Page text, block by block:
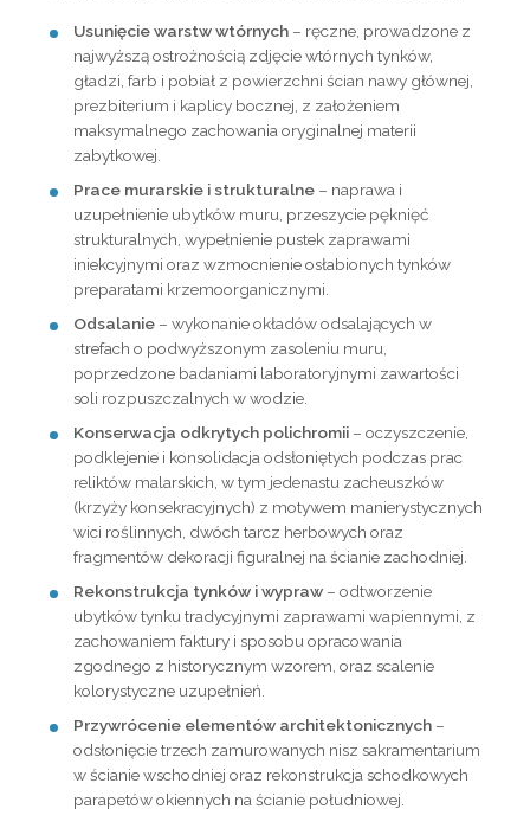
Usunięcie warstw wtórnych – ręczne, prowadzone z
najwyższą ostrożnością zdjęcie wtórnych tynków,
gładzi, farb i pobiał z powierzchni ścian nawy głównej,
prezbiterium i kaplicy bocznej, z założeniem
maksymalnego zachowania oryginalnej materii
zabytkowej.
Prace murarskie i strukturalne – naprawa i
uzupełnienie ubytków muru, przeszycie pęknięć
strukturalnych, wypełnienie pustek zaprawami
iniekcyjnymi oraz wzmocnienie osłabionych tynków
preparatami krzemoorganicznymi.
Odsalanie – wykonanie okładów odsalających w
strefach o podwyższonym zasoleniu muru,
poprzedzone badaniami laboratoryjnymi zawartości
soli rozpuszczalnych w wodzie.
Konserwacja odkrytych polichromii – oczyszczenie,
podklejenie i konsolidacja odsłoniętych podczas prac
reliktów malarskich, w tym jedenastu zacheuszków
(krzyży konsekracyjnych) z motywem manierystycznych
wici roślinnych, dwóch tarcz herbowych oraz
fragmentów dekoracji figuralnej na ścianie zachodniej.
Rekonstrukcja tynków i wypraw – odtworzenie
ubytków tynku tradycyjnymi zaprawami wapiennymi, z
zachowaniem faktury i sposobu opracowania
zgodnego z historycznym wzorem, oraz scalenie
kolorystyczne uzupełnień.
Przywrócenie elementów architektonicznych –
odsłonięcie trzech zamurowanych nisz sakramentarium
w ścianie wschodniej oraz rekonstrukcja schodkowych
parapetów okiennych na ścianie południowej.